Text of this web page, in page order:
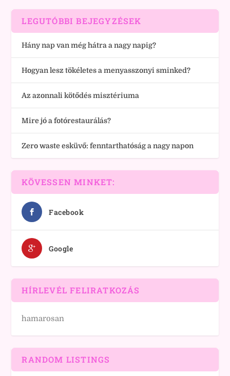
LEGUTÓBBI BEJEGYZÉSEK
Hány nap van még hátra a nagy napig?
Hogyan lesz tökéletes a menyasszonyi sminked?
Az azonnali kötődés misztériuma
Mire jó a fotórestaurálás?
Zero waste esküvő: fenntarthatóság a nagy napon
KÖVESSEN MINKET:
Facebook
Google
HÍRLEVÉL FELIRATKOZÁS
hamarosan
RANDOM LISTINGS